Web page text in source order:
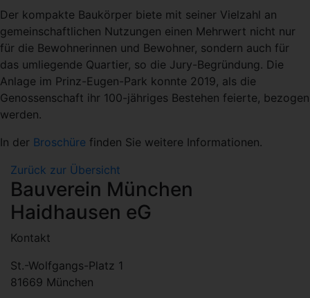
Der kompakte Baukörper biete mit seiner Vielzahl an
gemeinschaftlichen Nutzungen einen Mehrwert nicht nur
für die Bewohnerinnen und Bewohner, sondern auch für
das umliegende Quartier, so die Jury-Begründung. Die
Anlage im Prinz-Eugen-Park konnte 2019, als die
Genossenschaft ihr 100-jähriges Bestehen feierte, bezogen
werden.
In der Broschüre finden Sie weitere Informationen.
Zurück zur Übersicht
Bauverein München
Haidhausen eG
Kontakt
St.-Wolfgangs-Platz 1
81669 München